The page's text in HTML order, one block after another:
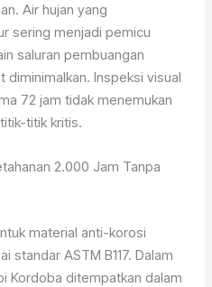
Air hujan yang
sering menjadi pemicu
saluran pembuangan
diminimalkan. Inspeksi visual
72 jam tidak menemukan
titik kritis.
2.000 Jam Tanpa
material anti-korosi
standar ASTM B117. Dalam
Kordoba ditempatkan dalam